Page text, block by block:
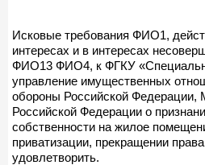
Исковые требования ФИО1,
интересах и в интересах
ФИО13 ФИО4, к ФГКУ
управление имущественных
обороны Российской Федерации,
Российской Федерации о
собственности на жилое
приватизации, прекращении
удовлетворить.